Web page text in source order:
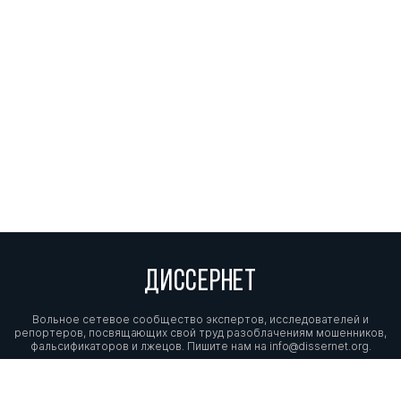
ДИССЕРНЕТ
Вольное сетевое сообщество экспертов, исследователей и
репортеров, посвящающих свой труд разоблачениям мошенников,
фальсификаторов и лжецов. Пишите нам на info@dissernet.org.